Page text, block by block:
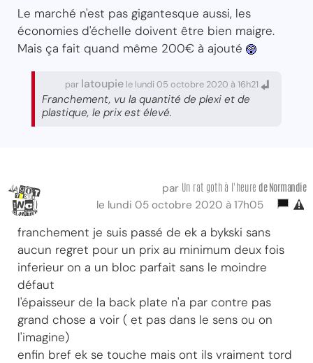
Le marché n'est pas gigantesque aussi, les
économies d'échelle doivent être bien maigre.
Mais ça fait quand même 200€ à ajouté
par latoupie le lundi 05 octobre 2020 à 16h21
Franchement, vu la quantité de plexi et de
plastique, le prix est élevé.
par Un rat goth à l'heure de Normandie
le lundi 05 octobre 2020 à 17h05
franchement je suis passé de ek a bykski sans
aucun regret pour un prix au minimum deux fois
inferieur on a un bloc parfait sans le moindre
défaut
l'épaisseur de la back plate n'a par contre pas
grand chose a voir ( et pas dans le sens ou on
l'imagine)
enfin bref ek se touche mais ont ils vraiment tord